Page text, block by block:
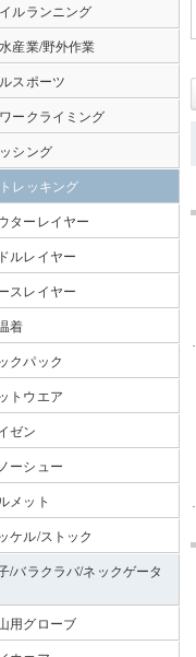
ルランニング
産業/野外作業
スポーツ
ークライミング
シング
レッキング
ターレイヤー
ルレイヤー
スレイヤー
着
クパック
トウエア
ゼン
ーシュー
メット
ケル/ストック
/バラクラバ/ネックゲータ
用グローブ